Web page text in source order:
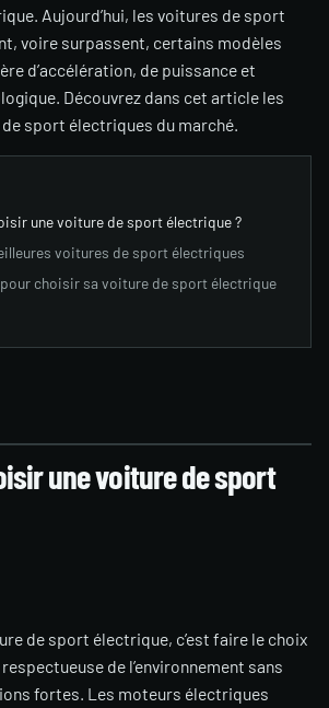
Aujourd’hui, les voitures de sport
voire surpassent, certains modèles
d’accélération, de puissance et
Découvrez dans cet article les
sport électriques du marché.
une voiture de sport électrique ?
voitures de sport électriques
choisir sa voiture de sport électrique
une voiture de sport
de sport électrique, c’est faire le choix
de l’environnement sans
fortes. Les moteurs électriques